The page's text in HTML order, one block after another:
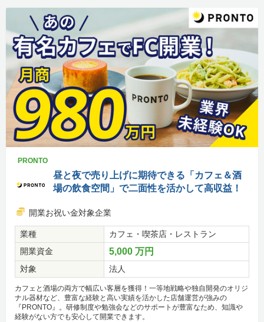
PRONTO
昼と夜で売り上げに期待できる「カフェ＆酒
場の飲食空間」で二面性を活かして高収益！
開業お祝い金対象企業
業種
カフェ・喫茶店・レストラン
開業資金
5,000 万円
対象 法人
カフェと酒場の両方で幅広い客層を獲得！一等地戦略や独自開発のオリジ
ナル器材など、豊富な経験と高い実績を活かした店舗運営が強みの
『PRONTO』。研修制度や勉強会などのサポートが豊富なため、知識や
経験がない方でも安心して開業できます。